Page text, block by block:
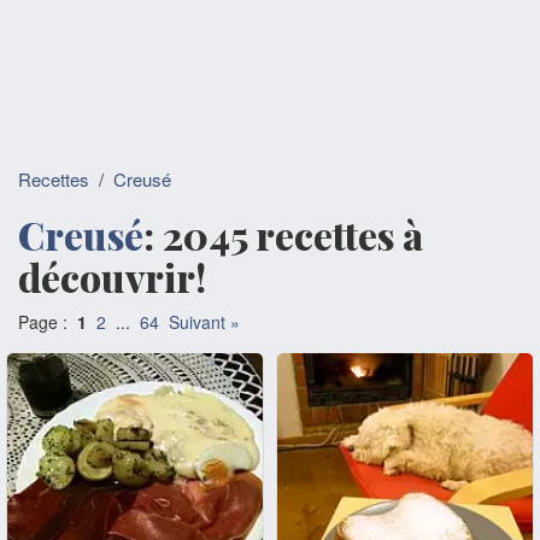
Recettes / Creusé
Creusé: 2045 recettes à
découvrir!
Page : 1 2 ... 64 Suivant »